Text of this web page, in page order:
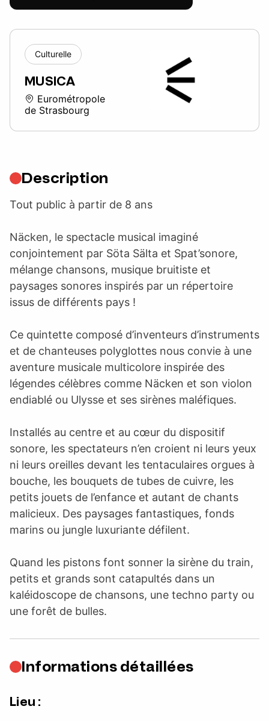
Culturelle
MUSICA
Eurométropole
de Strasbourg
Description
Tout public à partir de 8 ans
Näcken, le spectacle musical imaginé
conjointement par Söta Sälta et Spat’sonore,
mélange chansons, musique bruitiste et
paysages sonores inspirés par un répertoire
issus de différents pays !
Ce quintette composé d’inventeurs d’instruments
et de chanteuses polyglottes nous convie à une
aventure musicale multicolore inspirée des
légendes célèbres comme Näcken et son violon
endiablé ou Ulysse et ses sirènes maléfiques.
Installés au centre et au cœur du dispositif
sonore, les spectateurs n’en croient ni leurs yeux
ni leurs oreilles devant les tentaculaires orgues à
bouche, les bouquets de tubes de cuivre, les
petits jouets de l’enfance et autant de chants
malicieux. Des paysages fantastiques, fonds
marins ou jungle luxuriante défilent.
Quand les pistons font sonner la sirène du train,
petits et grands sont catapultés dans un
kaléidoscope de chansons, une techno party ou
une forêt de bulles.
Informations détaillées
Lieu :